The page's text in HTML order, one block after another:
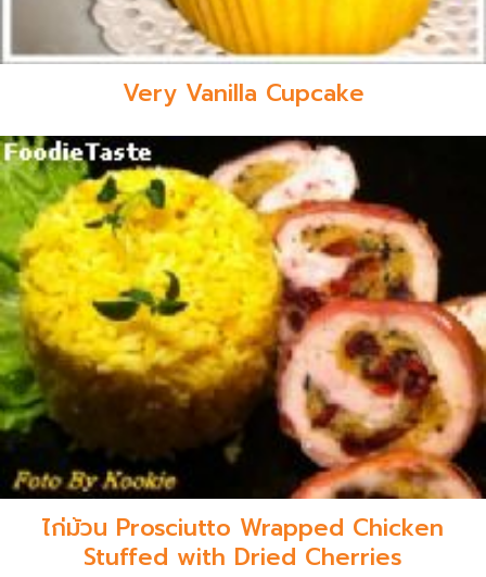
Very Vanilla Cupcake
ไก่ม้วน Prosciutto Wrapped Chicken
Stuffed with Dried Cherries